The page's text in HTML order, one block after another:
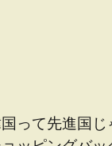
国って先進国